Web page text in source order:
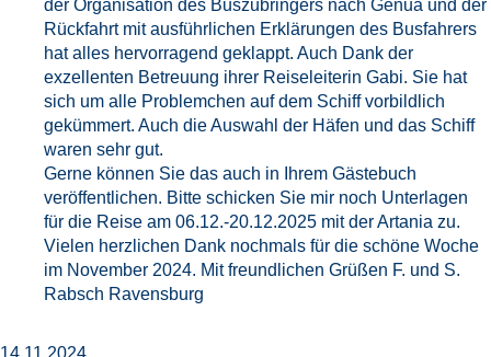
der Organisation des Buszubringers nach Genua und der
Rückfahrt mit ausführlichen Erklärungen des Busfahrers
hat alles hervorragend geklappt. Auch Dank der
exzellenten Betreuung ihrer Reiseleiterin Gabi. Sie hat
sich um alle Problemchen auf dem Schiff vorbildlich
gekümmert. Auch die Auswahl der Häfen und das Schiff
waren sehr gut.
Gerne können Sie das auch in Ihrem Gästebuch
veröffentlichen. Bitte schicken Sie mir noch Unterlagen
für die Reise am 06.12.-20.12.2025 mit der Artania zu.
Vielen herzlichen Dank nochmals für die schöne Woche
im November 2024. Mit freundlichen Grüßen F. und S.
Rabsch Ravensburg
14.11.2024